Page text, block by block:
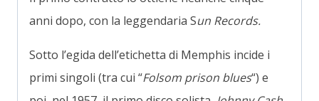
anni dopo, con la leggendaria Sun Records.
Sotto l’egida dell’etichetta di Memphis incide i
primi singoli (tra cui “Folsom prison blues“) e